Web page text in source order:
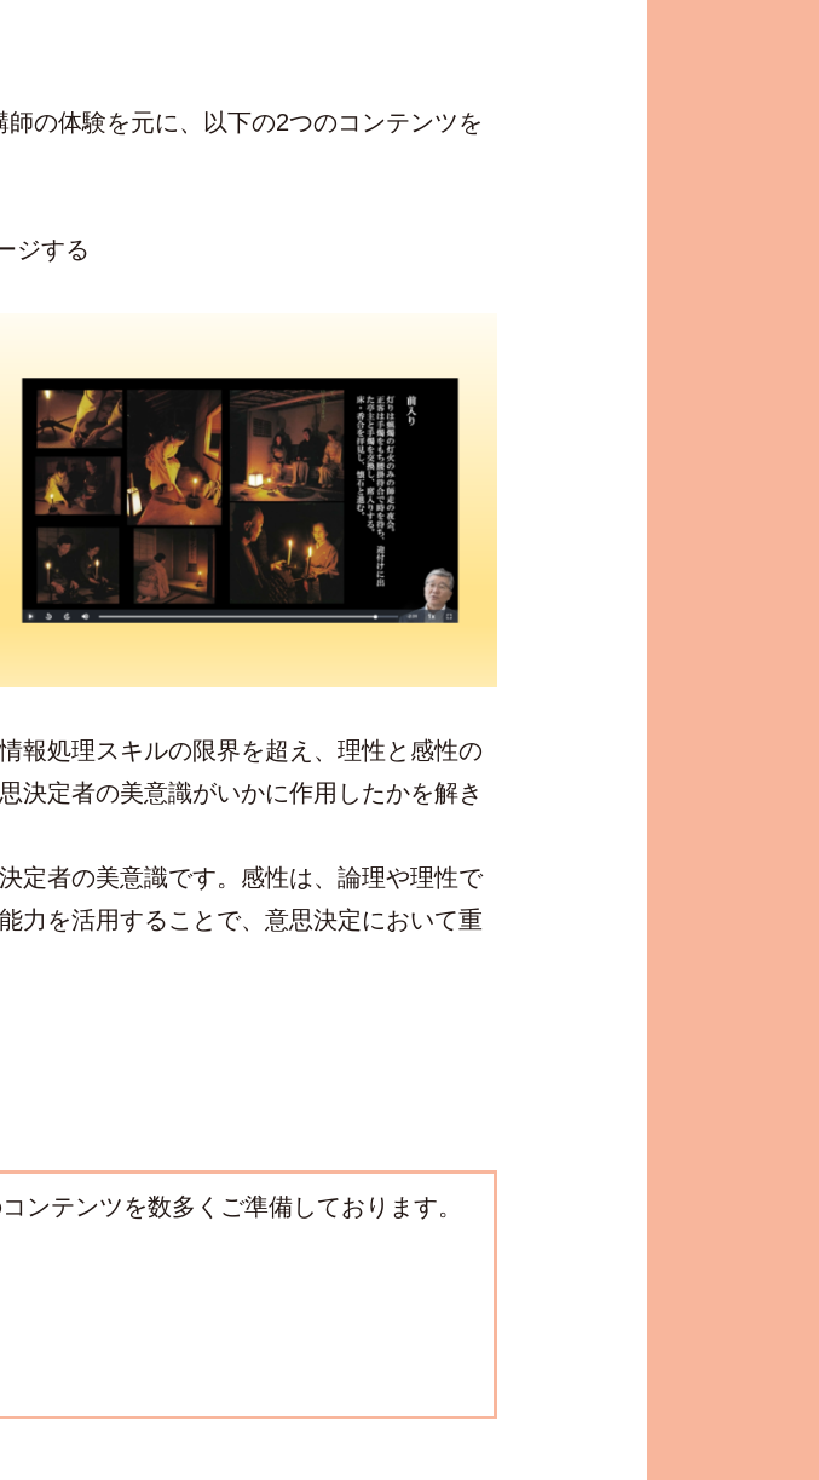
の体験を元に、以下の2つのコンテンツを
ジする
報処理スキルの限界を超え、理性と感性の
決定者の美意識がいかに作用したかを解き
定者の美意識です。感性は、論理や理性で
力を活用することで、意思決定において重
ンテンツを数多くご準備しております。